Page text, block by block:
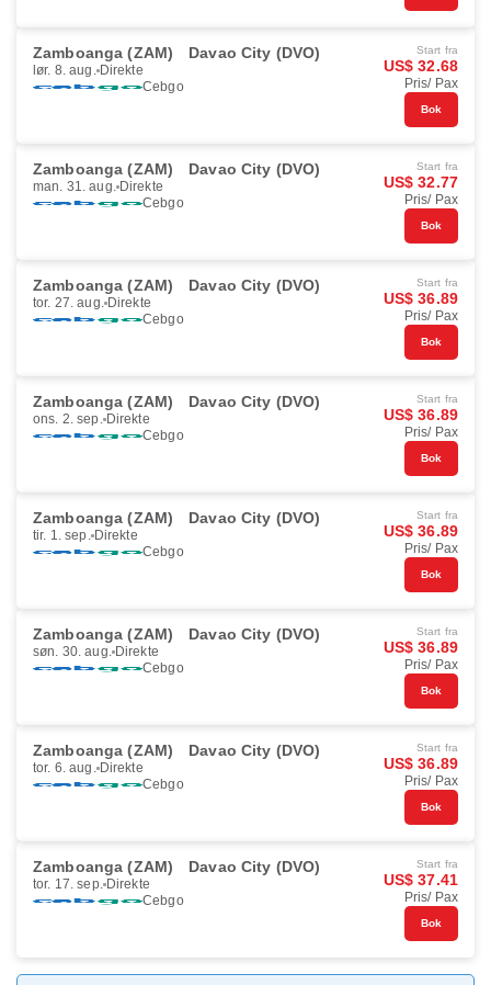
Zamboanga (ZAM) Davao City (DVO)
lør. 8. aug. Direkte
Cebgo
Start fra
US$ 32.68
Pris/ Pax
Bok
Zamboanga (ZAM) Davao City (DVO)
man. 31. aug. Direkte
Cebgo
Start fra
US$ 32.77
Pris/ Pax
Bok
Zamboanga (ZAM) Davao City (DVO)
tor. 27. aug. Direkte
Cebgo
Start fra
US$ 36.89
Pris/ Pax
Bok
Zamboanga (ZAM) Davao City (DVO)
ons. 2. sep. Direkte
Cebgo
Start fra
US$ 36.89
Pris/ Pax
Bok
Zamboanga (ZAM) Davao City (DVO)
tir. 1. sep. Direkte
Cebgo
Start fra
US$ 36.89
Pris/ Pax
Bok
Zamboanga (ZAM) Davao City (DVO)
søn. 30. aug. Direkte
Cebgo
Start fra
US$ 36.89
Pris/ Pax
Bok
Zamboanga (ZAM) Davao City (DVO)
tor. 6. aug. Direkte
Cebgo
Start fra
US$ 36.89
Pris/ Pax
Bok
Zamboanga (ZAM) Davao City (DVO)
tor. 17. sep. Direkte
Cebgo
Start fra
US$ 37.41
Pris/ Pax
Bok